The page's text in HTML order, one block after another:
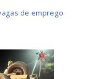
de emprego